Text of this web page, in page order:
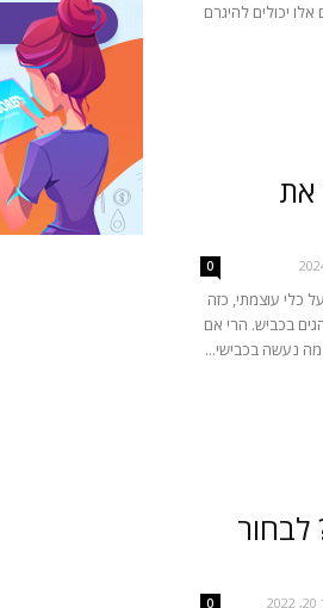
יכולים להיגרם
את
0
כלי עוצמתי, כזה
בכביש. הרי אם
מה נעשה בכבישי...
לבחור
0